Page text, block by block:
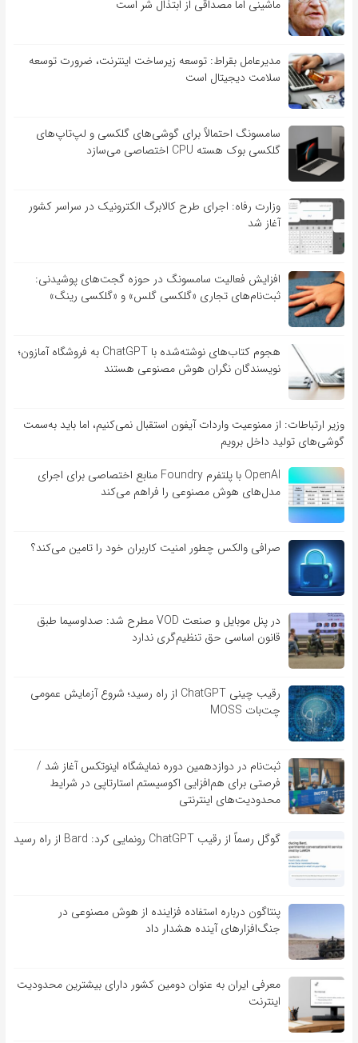
ماشینی اما مصداقی از ابتذال شر است
مدیرعامل بقراط: توسعه زیرساخت اینترنت، ضرورت توسعه
سلامت دیجیتال است
سامسونگ احتمالاً برای گوشی‌های گلکسی و لپ‌تاپ‌های
گلکسی بوک هسته CPU اختصاصی می‌سازد
وزارت رفاه: اجرای طرح کالابرگ الکترونیک در سراسر کشور
آغاز شد
افزایش فعالیت سامسونگ در حوزه گجت‌های پوشیدنی:
ثبت‌نام‌های تجاری «گلکسی گلس» و «گلکسی رینگ»
هجوم کتاب‌های نوشته‌شده با ChatGPT به فروشگاه آمازون؛
نویسندگان نگران هوش مصنوعی هستند
وزیر ارتباطات: از ممنوعیت واردات آیفون استقبال نمی‌کنیم، اما باید به‌سمت
گوشی‌های تولید داخل برویم
OpenAI با پلتفرم Foundry منابع اختصاصی برای اجرای
مدل‌های هوش مصنوعی را فراهم می‌کند
صرافی والکس چطور امنیت کاربران خود را تامین می‌کند؟
در پنل موبایل و صنعت VOD مطرح شد: صداوسیما طبق
قانون اساسی حق تنظیم‌گری ندارد
رقیب چینی ChatGPT از راه رسید؛ شروع آزمایش عمومی
چت‌بات MOSS
ثبت‌نام در دوازدهمین دوره نمایشگاه اینوتکس آغاز شد /
فرصتی برای هم‌افزایی اکوسیستم استارتاپی در شرایط
محدودیت‌های اینترنتی
گوگل رسماً از رقیب ChatGPT رونمایی کرد: Bard از راه رسید
پنتاگون درباره استفاده فزاینده از هوش مصنوعی در
جنگ‌افزارهای آینده هشدار داد
معرفی ایران به عنوان دومین کشور دارای بیشترین محدودیت
اینترنت